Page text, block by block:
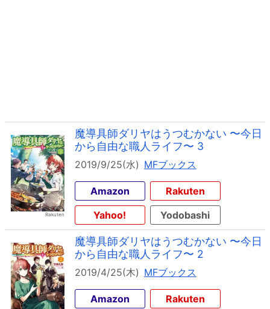
魔導具師ダリヤはうつむかない 〜今日
から自由な職人ライフ〜 3
2019/9/25(水) MFブックス
Amazon
Rakuten
Yahoo!
Yodobashi
魔導具師ダリヤはうつむかない 〜今日
から自由な職人ライフ〜 2
2019/4/25(木) MFブックス
Amazon
Rakuten